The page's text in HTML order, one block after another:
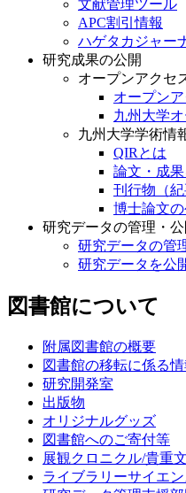
文献管理ツール
APC割引情報
ハゲタカジャー
研究成果の公開
オープンアクセ
オープン
九州大学
九州大学学術情
QIRとは
論文・成
刊行物（
博士論文
研究データの管理・公
研究データの管
研究データを公
図書館について
附属図書館の概要
図書館の移転に係る情
研究開発室
出版物
オリジナルグッズ
図書館へのご寄付等
展観クロニクル/貴重
ライブラリーサイエ